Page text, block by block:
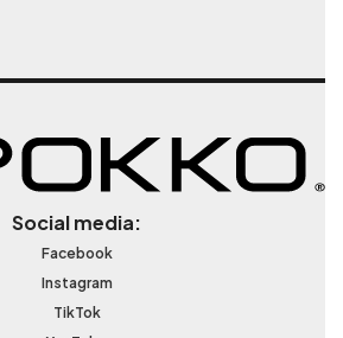
Social media:
Facebook
Instagram
TikTok